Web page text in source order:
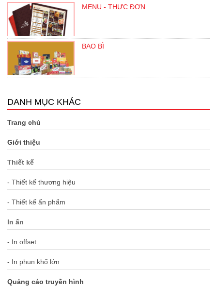
MENU - THỰC ĐƠN
BAO BÌ
DANH MỤC KHÁC
Trang chủ
Giới thiệu
Thiết kế
- Thiết kế thương hiệu
- Thiết kế ấn phẩm
In ấn
- In offset
- In phun khổ lớn
Quảng cáo truyền hình